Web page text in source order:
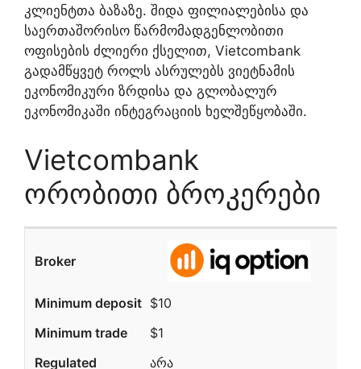
კლიენტთა ბაზაზე. შიდა ფილიალებისა და
საერთაშორისო წარმომადგენლობითი
ოფისების ძლიერი ქსელით, Vietcombank
გადამწყვეტ როლს ასრულებს ვიეტნამის
ეკონომიკური ზრდისა და გლობალურ
ეკონომიკაში ინტეგრაციის ხელშეწყობაში.
Vietcombank
ორობითი ბროკერები
$10
$1
არა